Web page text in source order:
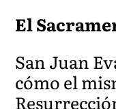
El
San Juan
cómo el